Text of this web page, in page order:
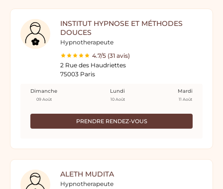
INSTITUT HYPNOSE ET MÉTHODES
DOUCES
Hypnotherapeute
4.7/5 (31 avis)
2 Rue des Haudriettes
75003 Paris
PRENDRE RENDEZ-VOUS
Dimanche
09 Août
Lundi
10 Août
Mardi
11 Août
ALETH MUDITA
Hypnotherapeute